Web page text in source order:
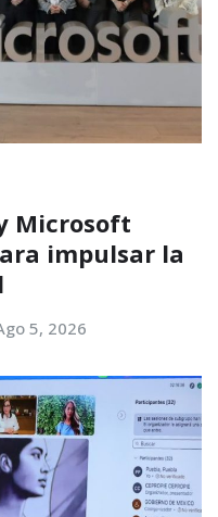
Microsoft
impulsar la
5, 2026